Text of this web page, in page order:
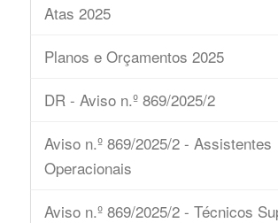
Atas 2025
Planos e Orçamentos 2025
DR - Aviso n.º 869/2025/2
Aviso n.º 869/2025/2 - Assistentes
Operacionais
Aviso n.º 869/2025/2 - Técnicos